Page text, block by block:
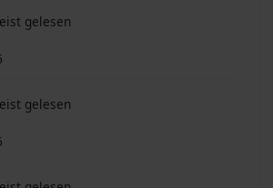
gelesen
gelesen